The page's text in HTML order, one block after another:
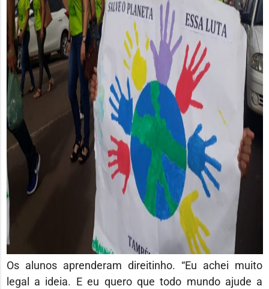
Os alunos aprenderam direitinho. “Eu achei muito
legal a ideia. E eu quero que todo mundo ajude a